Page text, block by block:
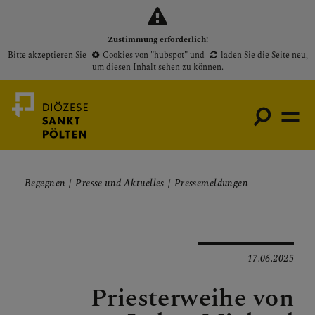
Zustimmung erforderlich!
Bitte akzeptieren Sie
Cookies von "hubspot"und laden Sie die Seite neu,
um diesen Inhalt sehen zu können.
Begegnen Presse und Aktuelles Pressemeldungen
17.06.2025
Priesterweihe von